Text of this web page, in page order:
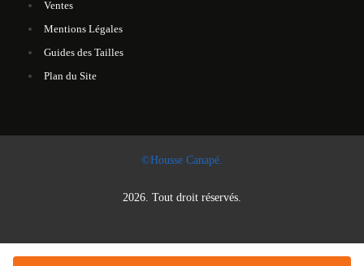
Ventes
Mentions Légales
Guides des Tailles
Plan du Site
©Housse Canapé.
2026. Tout droit réservés.